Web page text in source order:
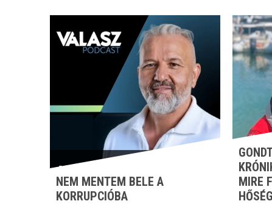
NEM MENTEM BELE A
KORRUPCIÓBA
MIRE